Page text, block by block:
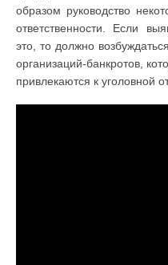
образом руководство
ответственности. Если
это, то должно
организаций-банкротов,
привлекаются к уголовной